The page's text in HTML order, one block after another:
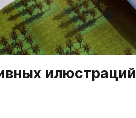
илюстраций